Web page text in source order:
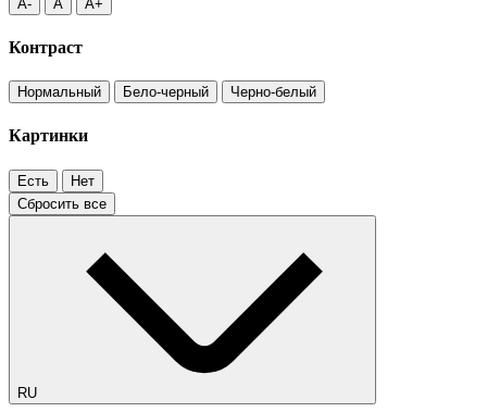
A- A A+
Контраст
Нормальный Бело-черный Черно-белый
Картинки
Есть
Нет
Сбросить все
RU